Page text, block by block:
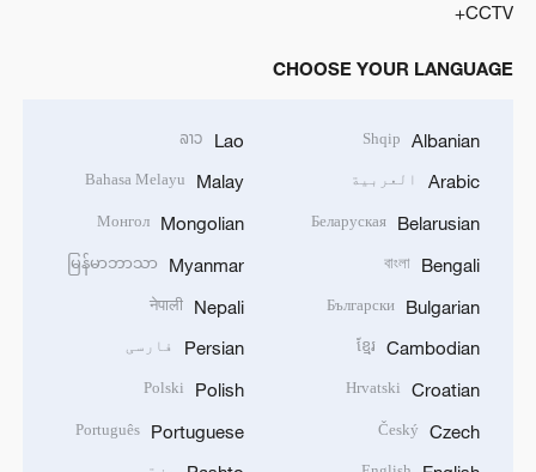
CCTV+
CHOOSE YOUR LANGUAGE
Albanian
Shqip
Arabic العربية
Belarusian
Беларуская
Bengali
বাংলা
Bulgarian
Български
Cambodian
ខ្មែរ
Croatian
Hrvatski
Czech
Český
Lao
ລາວ
Malay
Bahasa Melayu
Mongolian
Монгол
Myanmar
မြန်မာဘာသာ
Nepali
नेपाली
Persian فارسی
Polish
Polski
Portuguese
Português